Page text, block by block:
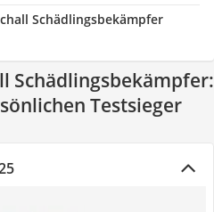
Schädlingsbekämpfer
Schädlingsbekämpfer:
Testsieger